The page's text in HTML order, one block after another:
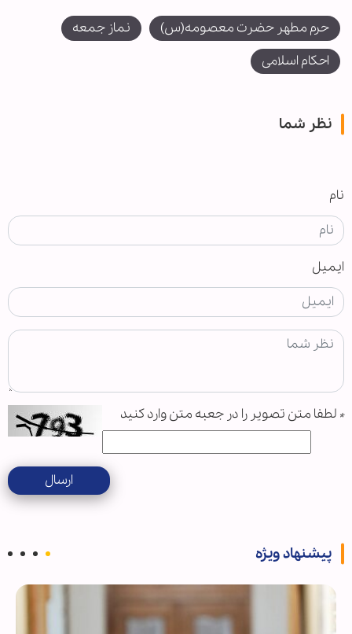
حرم مطهر حضرت معصومه(س)
نماز جمعه
احکام اسلامی
نظر شما
نام
ایمیل
* لطفا متن تصویر را در جعبه متن وارد کنید
ارسال
پیشنهاد ویژه